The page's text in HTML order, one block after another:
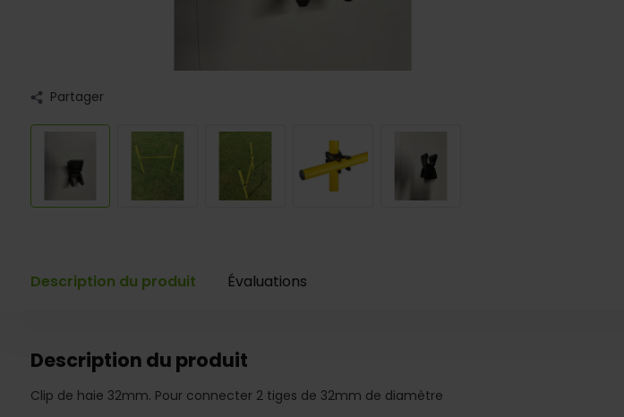
Partager
Description du produit Évaluations
Description du produit
Clip de haie 32mm. Pour connecter 2 tiges de 32mm de diamètre